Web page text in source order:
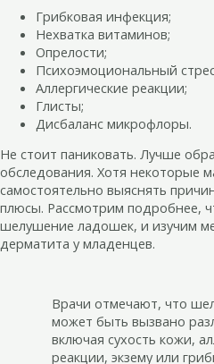
Грибковая инфекция;
Нехватка витаминов;
Опрелости;
Психоэмоциональный
Аллергические реакции;
Глисты;
Дисбаланс микрофлоры.
Не стоит паниковать. Лучше
обследования. Хотя некоторые
самостоятельно выяснять
плюсы. Рассмотрим подробнее,
шелушение ладошек, и изучим
дерматита у младенцев.
Врачи отмечают, что
может быть вызвано
включая сухость кожи,
реакции, экзему или